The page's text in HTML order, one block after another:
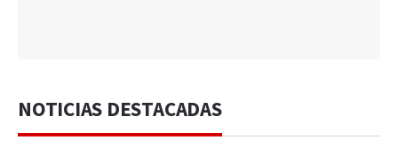
NOTICIAS DESTACADAS